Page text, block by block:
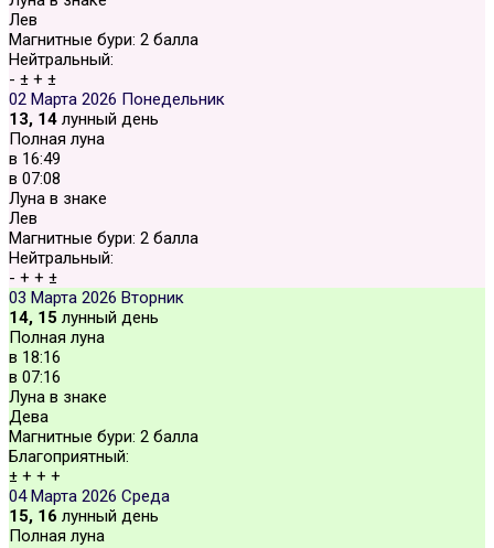
Лев
Магнитные бури: 2 балла
Нейтральный:
- ± + ±
02 Марта 2026 Понедельник
13, 14 лунный день
Полная луна
в 16:49
в 07:08
Луна в знаке
Лев
Магнитные бури: 2 балла
Нейтральный:
- + + ±
03 Марта 2026 Вторник
14, 15 лунный день
Полная луна
в 18:16
в 07:16
Луна в знаке
Дева
Магнитные бури: 2 балла
Благоприятный:
± + + +
04 Марта 2026 Среда
15, 16 лунный день
Полная луна